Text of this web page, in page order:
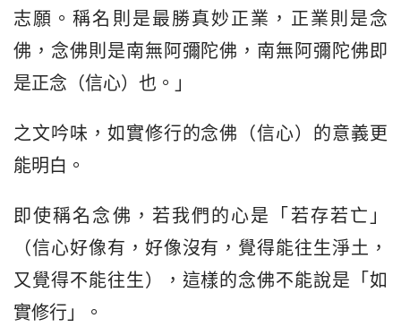
志願。稱名則是最勝真妙正業，正業則是念
佛，念佛則是南無阿彌陀佛，南無阿彌陀佛即
是正念（信心）也。」
之文吟味，如實修行的念佛（信心）的意義更
能明白。
即使稱名念佛，若我們的心是「若存若亡」
（信心好像有，好像沒有，覺得能往生淨土，
又覺得不能往生），這樣的念佛不能說是「如
實修行」。